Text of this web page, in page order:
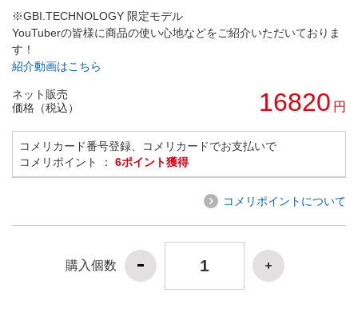
※GBI.TECHNOLOGY 限定モデル
YouTuberの皆様に商品の使い心地などをご紹介いただいておりま
す！
紹介動画はこちら
ネット販売
価格（税込）
16820 円
コメリカード番号登録、コメリカードでお支払いで
コメリポイント ： 6ポイント獲得
コメリポイントについて
購入個数